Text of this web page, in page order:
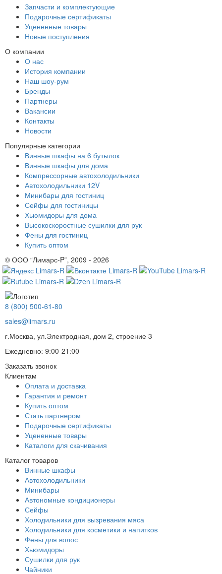
Запчасти и комплектующие
Подарочные сертификаты
Уцененные товары
Новые поступления
О компании
О нас
История компании
Наш шоу-рум
Бренды
Партнеры
Вакансии
Контакты
Новости
Популярные категории
Винные шкафы на 6 бутылок
Винные шкафы для дома
Компрессорные автохолодильники
Автохолодильники 12V
Минибары для гостиниц
Сейфы для гостиницы
Хьюмидоры для дома
Высокоскоростные сушилки для рук
Фены для гостиниц
Купить оптом
© ООО “Лимарс-P”, 2009 - 2026
8 (800) 500-61-80
sales@limars.ru
г.Москва, ул.Электродная, дом 2, строение 3
Ежедневно: 9:00-21:00
Заказать звонок
Клиентам
Оплата и доставка
Гарантия и ремонт
Купить оптом
Стать партнером
Подарочные сертификаты
Уцененные товары
Каталоги для скачивания
Каталог товаров
Винные шкафы
Автохолодильники
Минибары
Автономные кондиционеры
Сейфы
Холодильники для вызревания мяса
Холодильники для косметики и напитков
Фены для волос
Хьюмидоры
Сушилки для рук
Чайники